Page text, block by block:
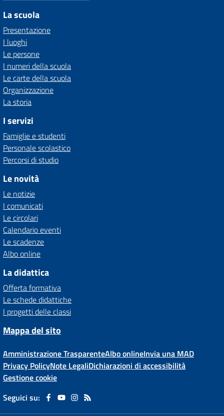
La scuola
Presentazione
I luoghi
Le persone
I numeri della scuola
Le carte della scuola
Organizzazione
La storia
I servizi
Famiglie e studenti
Personale scolastico
Percorsi di studio
Le novità
Le notizie
I comunicati
Le circolari
Calendario eventi
Le scadenze
Albo online
La didattica
Offerta formativa
Le schede didattiche
I progetti delle classi
Mappa del sito
Amministrazione TrasparenteAlbo onlineInvia una MAD
Privacy PolicyNote LegaliDichiarazioni di accessibilità
Gestione cookie
Seguici su: